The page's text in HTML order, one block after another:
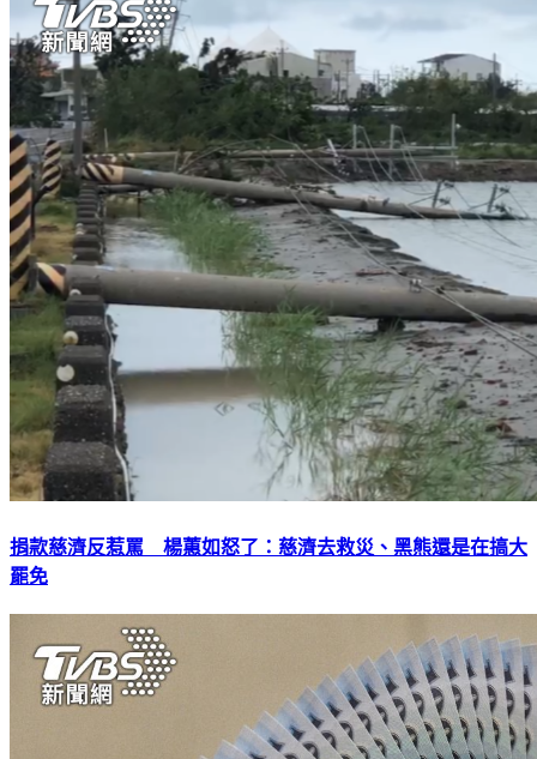
捐款慈濟反惹罵 楊蕙如怒了：慈濟去救災、黑熊還是在搞大
罷免